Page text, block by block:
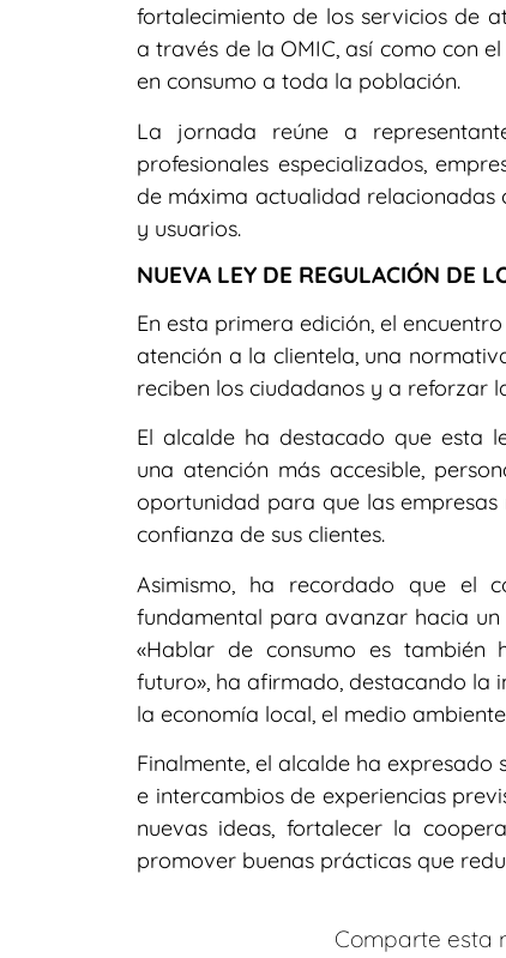
fortalecimiento de los servicios de
a través de la OMIC, así como con
en consumo a toda la población.
La jornada reúne a
profesionales especializados,
de máxima actualidad relacionadas
y usuarios.
NUEVA LEY DE REGULACIÓN DE
En esta primera edición, el
atención a la clientela, una
reciben los ciudadanos y a reforzar
El alcalde ha destacado que esta
una atención más accesible,
oportunidad para que las
confianza de sus clientes.
Asimismo, ha recordado que el
fundamental para avanzar hacia
«Hablar de consumo es también
futuro», ha afirmado, destacando la
la economía local, el medio
Finalmente, el alcalde ha expresado
e intercambios de experiencias
nuevas ideas, fortalecer la
promover buenas prácticas que
Comparte esta